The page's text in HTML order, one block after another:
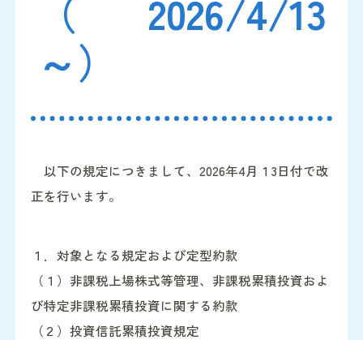
（2026/4/13
～）
以下の規定につきまして、2026年4月１3日付で改
正を行います。
１．対象となる規定および定型約款
（１）非課税上場株式等管理、非課税累積投資およ
び特定非課税累積投資に関する約款
（２）投資信託累積投資規定